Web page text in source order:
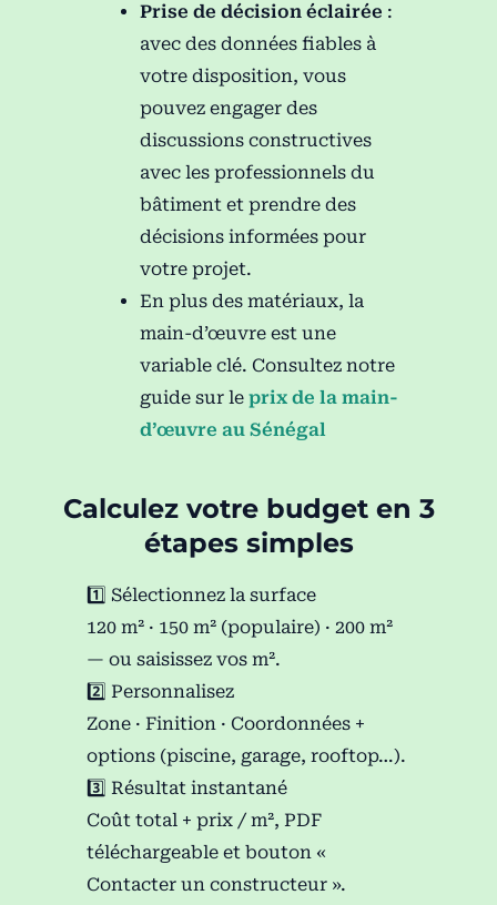
Prise de décision éclairée :
avec des données fiables à
votre disposition, vous
pouvez engager des
discussions constructives
avec les professionnels du
bâtiment et prendre des
décisions informées pour
votre projet.
En plus des matériaux, la
main-d’œuvre est une
variable clé. Consultez notre
guide sur leprix de la main-
d’œuvre au Sénégal
Calculez votre budget en 3
étapes simples
1️⃣ Sélectionnez la surface
120 m² · 150 m² (populaire) · 200 m²
— ou saisissez vos m².
2️⃣ Personnalisez
Zone · Finition · Coordonnées +
options (piscine, garage, rooftop…).
3️⃣ Résultat instantané
Coût total + prix / m², PDF
téléchargeable et bouton «
Contacter un constructeur ».